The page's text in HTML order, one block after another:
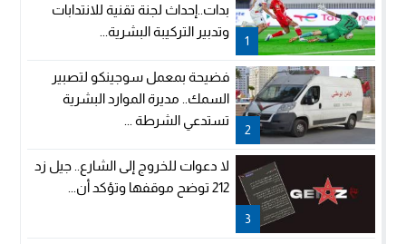
1
بدات..إحداث لجنة تقنية للانتدابات
وتدبير التركيبة البشرية...
2
فضيحة بمعمل سوجينكو لتصبير
السمك.. مديرة الموارد البشرية
تستدعي الشرطة ...
3
لا دعوات للخروج إلى الشارع.. جيل زد
212 توضح موقفها وتؤكد أن...